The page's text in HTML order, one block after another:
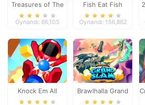
Treasures of The
Sea
Oynandı: 66,105
Fish Eat Fish
Oynandı: 156,862
Knock Em All
Brawlhalla Grand
Slam